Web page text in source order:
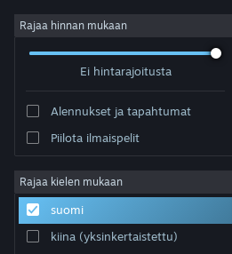
Kirjaudu sisään
Tietoa
Tuki
Rajaa hinnan mukaan
Ei hintarajoitusta
Alennukset ja tapahtumat
Piilota ilmaispelit
Rajaa kielen mukaan
suomi
kiina (yksinkertaistettu)
Kehittäjä: EF Games
Järjestelyperuste